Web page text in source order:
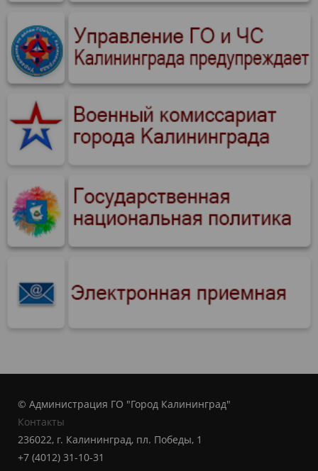
© Администрация ГО "Город Калининград"
Контакты
236022, г. Калининград, пл. Победы, 1
+7 (4012) 31-10-31